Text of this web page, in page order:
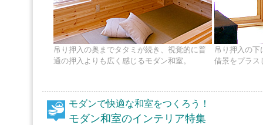
吊り押入の奥までタタミが続き、視覚的に普
通の押入よりも広く感じるモダン和室。
吊り押入の下
借景をプラス
モダンで快適な和室をつくろう！
モダン和室のインテリア特集